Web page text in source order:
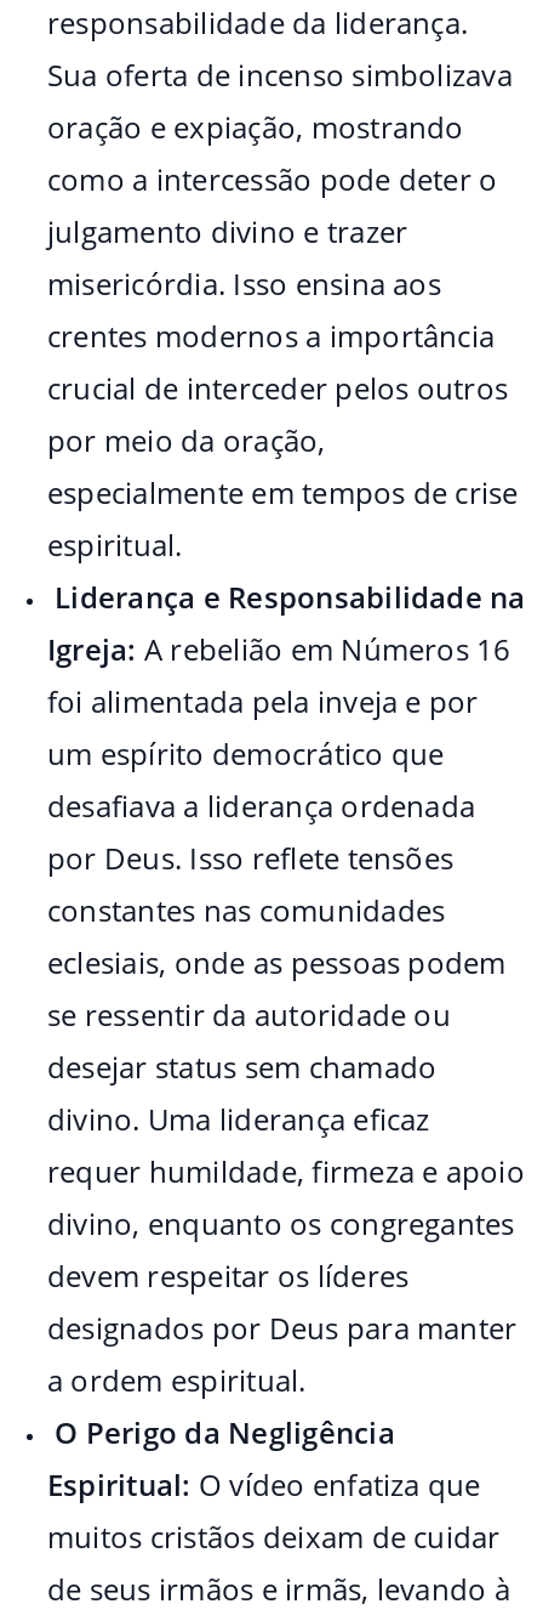
responsabilidade da liderança.
Sua oferta de incenso simbolizava
oração e expiação, mostrando
como a intercessão pode deter o
julgamento divino e trazer
misericórdia. Isso ensina aos
crentes modernos a importância
crucial de interceder pelos outros
por meio da oração,
especialmente em tempos de crise
espiritual.
Liderança e Responsabilidade na
Igreja: A rebelião em Números 16
foi alimentada pela inveja e por
um espírito democrático que
desafiava a liderança ordenada
por Deus. Isso reflete tensões
constantes nas comunidades
eclesiais, onde as pessoas podem
se ressentir da autoridade ou
desejar status sem chamado
divino. Uma liderança eficaz
requer humildade, firmeza e apoio
divino, enquanto os congregantes
devem respeitar os líderes
designados por Deus para manter
a ordem espiritual.
O Perigo da Negligência
Espiritual: O vídeo enfatiza que
muitos cristãos deixam de cuidar
de seus irmãos e irmãs, levando à